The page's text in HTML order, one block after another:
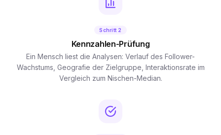
Schritt 2
Kennzahlen-Prüfung
Ein Mensch liest die Analysen: Verlauf des Follower-
Wachstums, Geografie der Zielgruppe, Interaktionsrate im
Vergleich zum Nischen-Median.